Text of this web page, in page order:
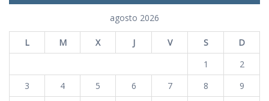
agosto 2026
L M X J V S
D
1
2
3
4 5 6 7 8
9